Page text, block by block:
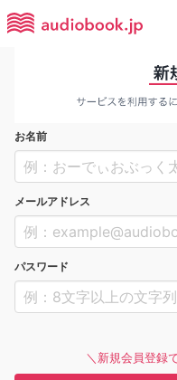
お名前
メールアドレス
パスワード
＼新規会員登録